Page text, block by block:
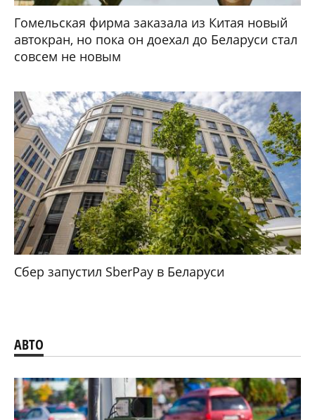
Гомельская фирма заказала из Китая новый
автокран, но пока он доехал до Беларуси стал
совсем не новым
Сбер запустил SberPay в Беларуси
АВТО